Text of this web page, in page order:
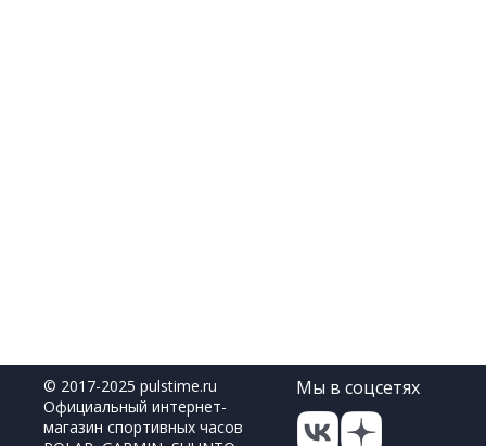
© 2017-2025 pulstime.ru
Официальный интернет-
магазин спортивных часов
Мы в соцсетях